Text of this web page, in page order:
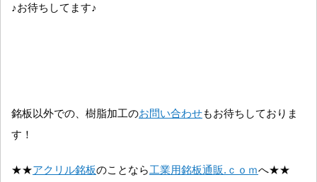
♪お待ちしてます♪
銘板以外での、樹脂加工のお問い合わせもお待ちしておりま
す！
★★アクリル銘板のことなら工業用銘板通販.ｃｏｍへ★★